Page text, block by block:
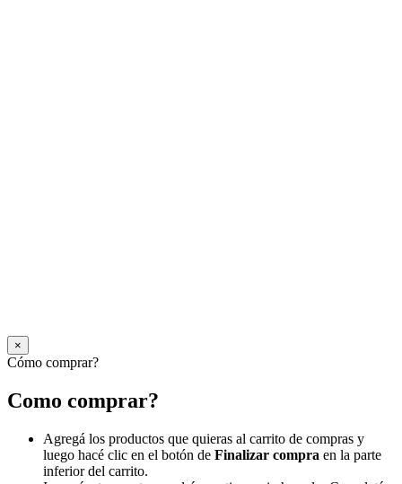
×
Cómo comprar?
Como comprar?
Agregá los productos que quieras al carrito de compras y
luego hacé clic en el botón de Finalizar compra en la parte
inferior del carrito.